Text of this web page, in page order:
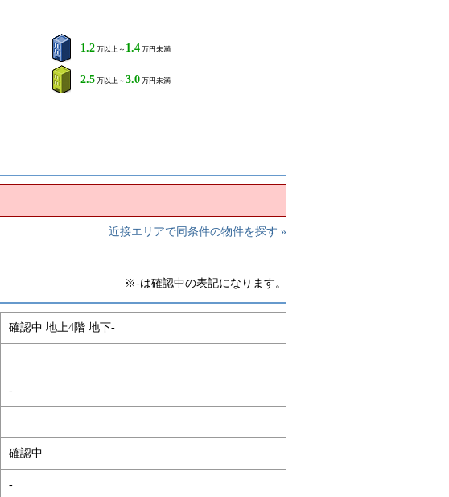
1.2 万以上～ 1.4 万円未満
2.5 万以上～ 3.0 万円未満
近接エリアで同条件の物件を探す »
※-は確認中の表記になります。
確認中 地上4階 地下-
-
確認中
-